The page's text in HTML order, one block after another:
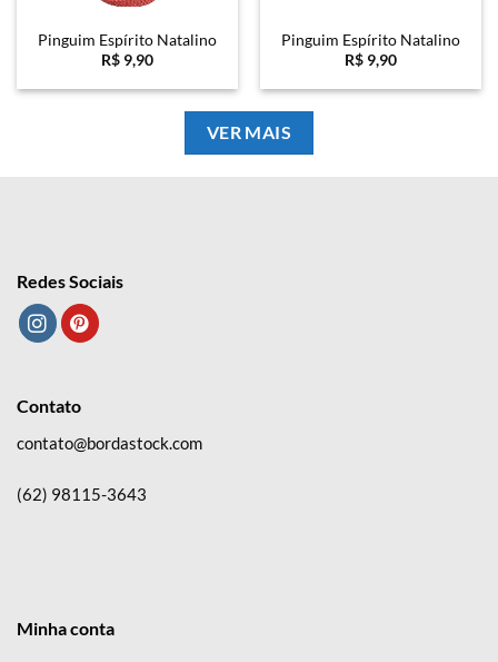
Pinguim Espírito Natalino
R$ 9,90
Pinguim Espírito Natalino
R$ 9,90
VER MAIS
Redes Sociais
Minha conta
Contato
contato@bordastock.com
(62) 98115-3643